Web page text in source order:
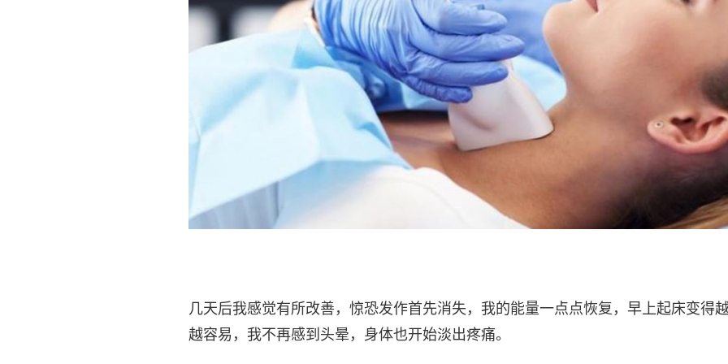
几天后我感觉有所改善，惊恐发作首先消失，我的能量一点点恢复，早上起床变得
越容易，我不再感到头晕，身体也开始淡出疼痛。